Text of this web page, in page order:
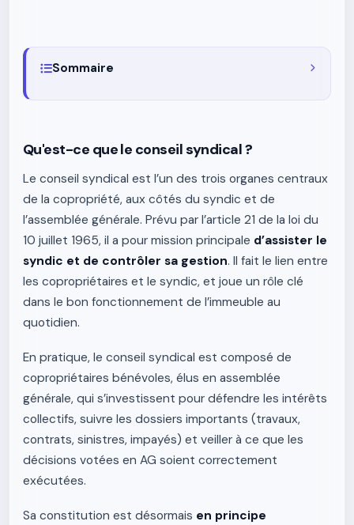
Sommaire
Qu'est-ce que le conseil syndical ?
Le conseil syndical est l’un des trois organes centraux
de la copropriété, aux côtés du syndic et de
l’assemblée générale. Prévu par l’article 21 de la loi du
10 juillet 1965, il a pour mission principale d’assister le
syndic et de contrôler sa gestion. Il fait le lien entre
les copropriétaires et le syndic, et joue un rôle clé
dans le bon fonctionnement de l’immeuble au
quotidien.
En pratique, le conseil syndical est composé de
copropriétaires bénévoles, élus en assemblée
générale, qui s’investissent pour défendre les intérêts
collectifs, suivre les dossiers importants (travaux,
contrats, sinistres, impayés) et veiller à ce que les
décisions votées en AG soient correctement
exécutées.
Sa constitution est désormais en principe